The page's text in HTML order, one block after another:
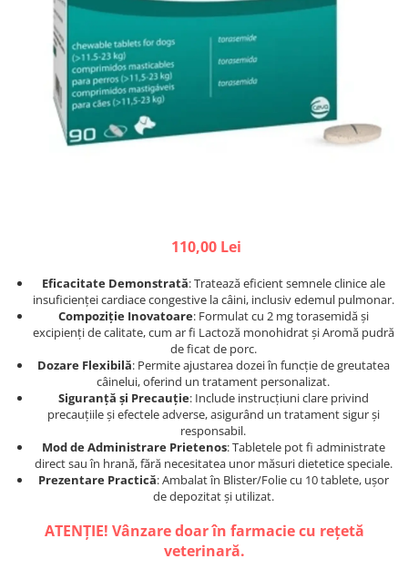
Afecțiuni hepatice
Afecțiuni neurologice
Afecțiuni oftalmice
Afecțiuni oncologice
Afecțiuni otice
Afecțiuni renale și urinare
Afecțiuni respiratorii
Hrană umedă
Hrană uscată
Recompense și snack-uri
Igienă orală
Șampoane și balsamuri
Afecțiuni hepatice
Afecțiuni neurologice
Afecțiuni oftalmice
Afecțiuni oncologice
Afecțiuni otice
Afecțiuni respiratorii
Afecțiuni renale și urinare
Hrană umedă
Hrană uscată
Igienă
Igienă orală
Șampoane și balsamuri
110,00 Lei
Eficacitate Demonstrată: Tratează eficient semnele clinice ale
insuficienței cardiace congestive la câini, inclusiv edemul pulmonar.
Compoziție Inovatoare: Formulat cu 2 mg torasemidă și
excipienți de calitate, cum ar fi Lactoză monohidrat și Aromă pudră
de ficat de porc.
Dozare Flexibilă: Permite ajustarea dozei în funcție de greutatea
câinelui, oferind un tratament personalizat.
Siguranță și Precauție: Include instrucțiuni clare privind
precauțiile și efectele adverse, asigurând un tratament sigur și
responsabil.
Mod de Administrare Prietenos: Tabletele pot fi administrate
direct sau în hrană, fără necesitatea unor măsuri dietetice speciale.
Prezentare Practică: Ambalat în Blister/Folie cu 10 tablete, ușor
de depozitat și utilizat.
ATENȚIE! Vânzare doar în farmacie cu rețetă
veterinară.